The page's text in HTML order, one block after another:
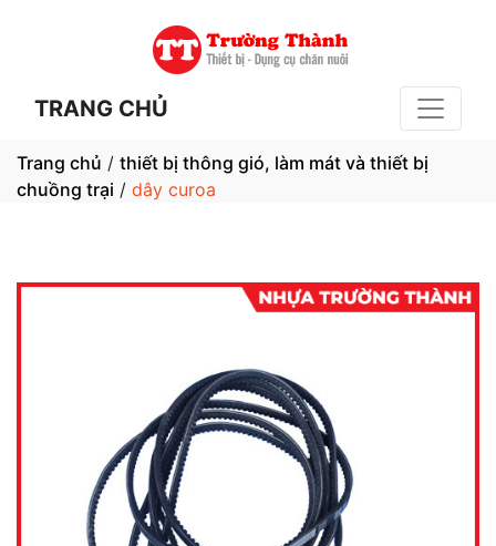
TRANG CHỦ
Trang chủ / thiết bị thông gió, làm mát và thiết bị
chuồng trại / dây curoa